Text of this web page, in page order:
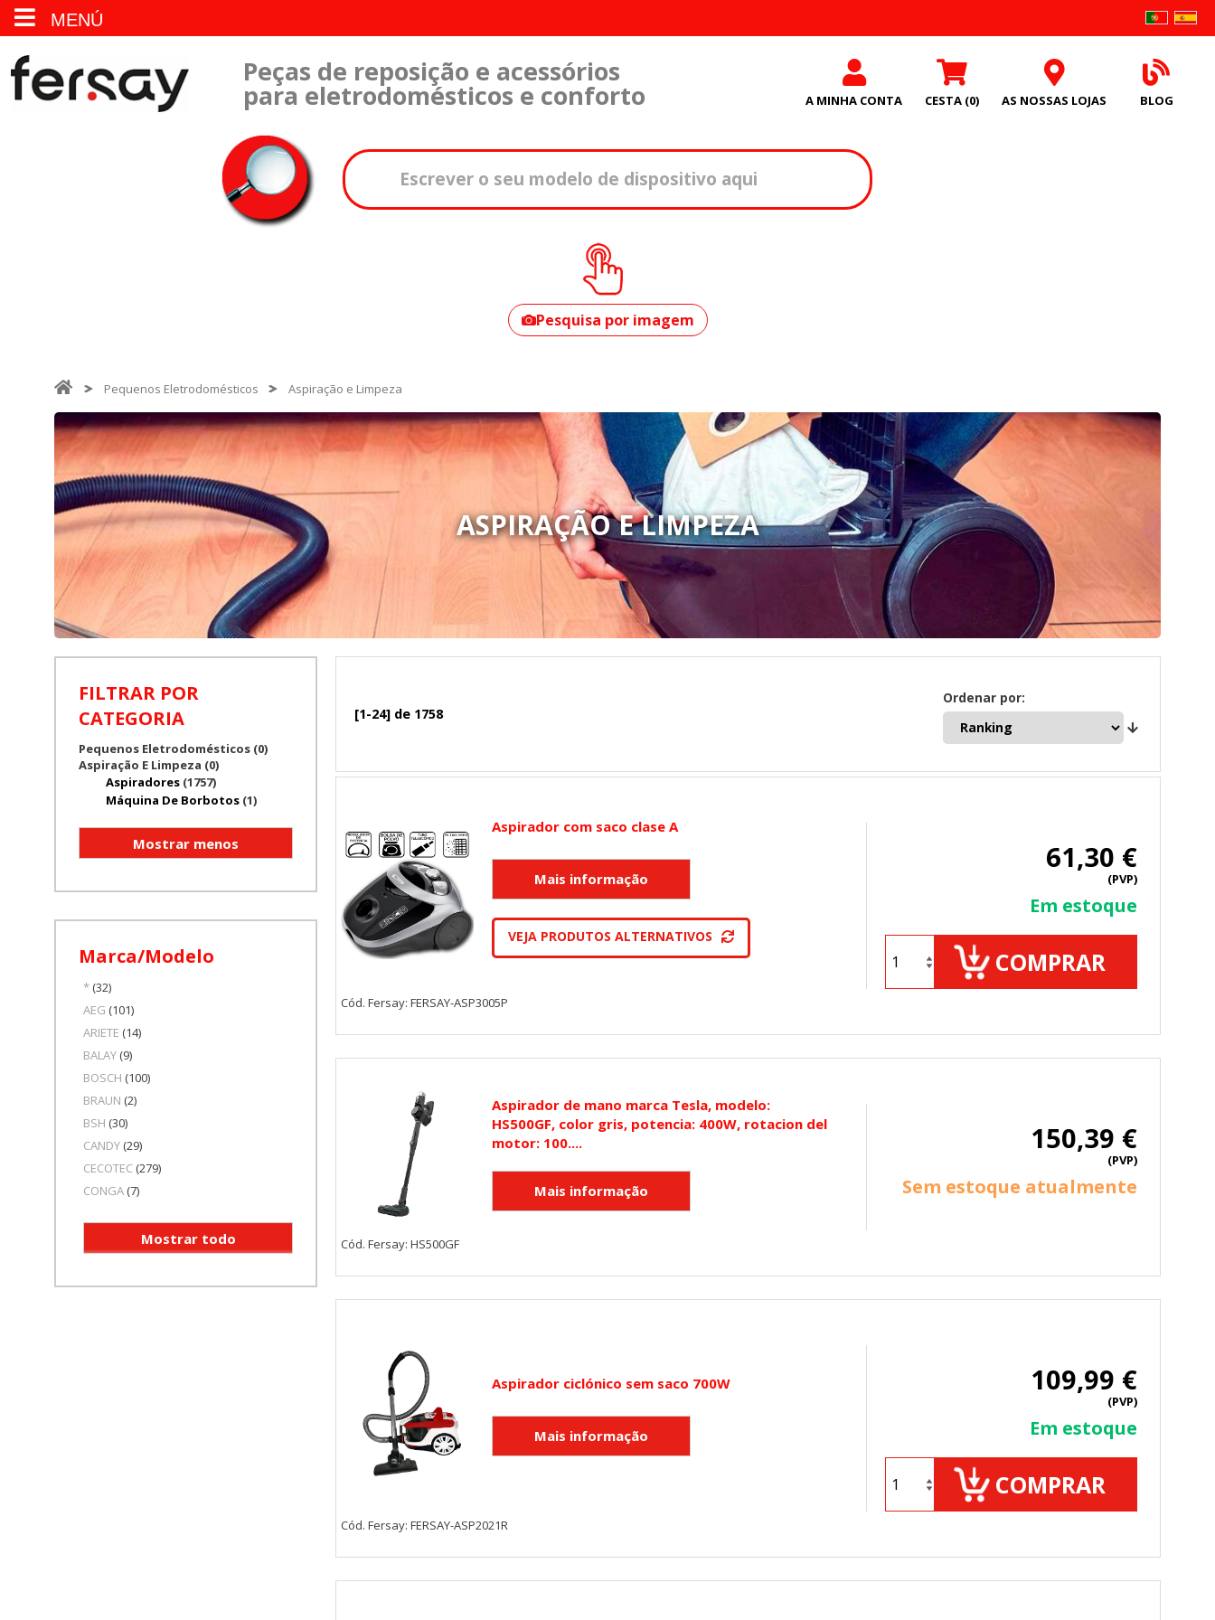
MENÚ
Peças de reposição e acessórios
para eletrodomésticos e conforto A MINHA CONTA CESTA (0) AS NOSSAS LOJAS BLOG
seu modelo?
Pesquisa por imagem
Pequenos Eletrodomésticos Aspiração e Limpeza
ASPIRAÇÃO E LIMPEZA
FILTRAR POR
CATEGORIA
Pequenos Eletrodomésticos (0)
Aspiração E Limpeza (0)
Aspiradores (1757)
Máquina De Borbotos (1)
Marca/Modelo
* (32)
AEG (101)
ARIETE (14)
BALAY (9)
BOSCH (100)
BRAUN (2)
BSH (30)
CANDY (29)
CECOTEC (279)
CONGA (7)
[1-24] de 1758
Ordenar por:
Aspirador com saco clase A
VEJA PRODUTOS ALTERNATIVOS
61,30 €
(PVP)
Em estoque
COMPRAR
Cód. Fersay: FERSAY-ASP3005P
Aspirador de mano marca Tesla, modelo:
HS500GF, color gris, potencia: 400W, rotacion del
motor: 100....
150,39 €
(PVP)
Sem estoque atualmente
Cód. Fersay: HS500GF
Aspirador ciclónico sem saco 700W 109,99 €
(PVP)
Em estoque
COMPRAR
Cód. Fersay: FERSAY-ASP2021R